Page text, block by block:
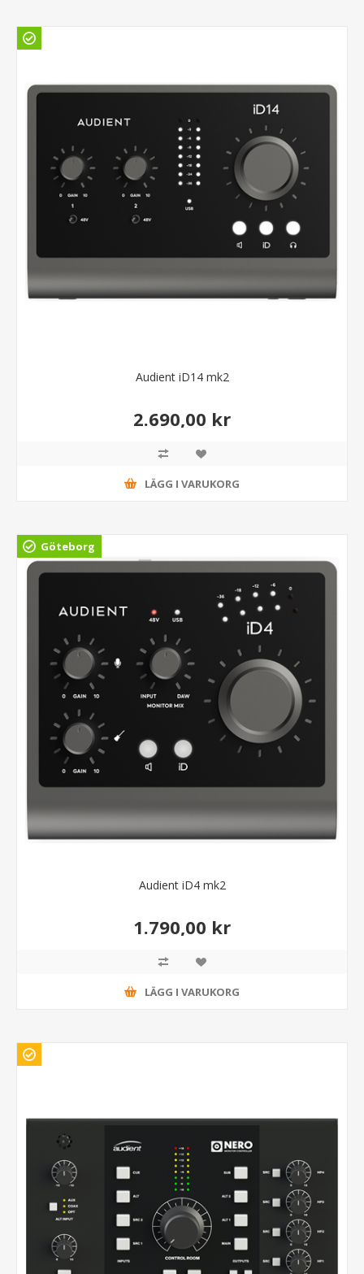
Audient iD14 mk2
2.690,00 kr
LÄGG I VARUKORG
Göteborg
Audient iD4 mk2
1.790,00 kr
LÄGG I VARUKORG